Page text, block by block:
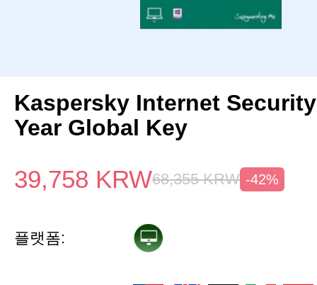
Kaspersky Internet
Year Global Key
39,758 KRW68,355 KRW -42%
플랫폼: